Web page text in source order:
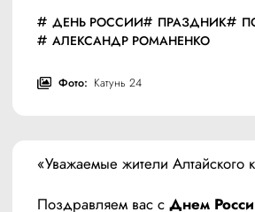
ДЕНЬ РОССИИ ПРАЗДНИК
АЛЕКСАНДР РОМАНЕНКО
Фото: Катунь 24
«Уважаемые жители Алтайского
Поздравляем вас с Днем